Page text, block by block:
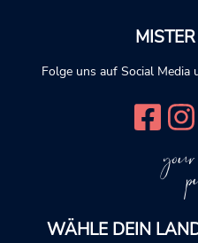
Folge uns auf Social
WÄHLE DEIN